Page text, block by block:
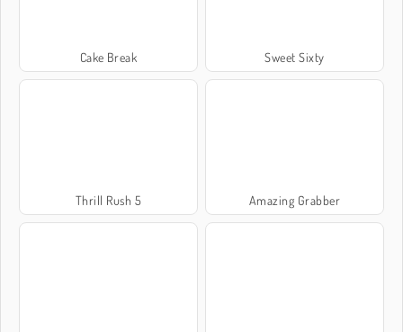
Cake Break Sweet Sixty
Thrill Rush 5 Amazing Grabber